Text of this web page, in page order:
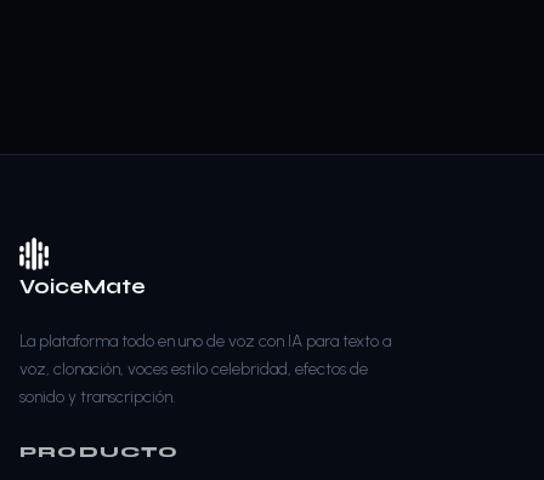
VoiceMate
La plataforma todo en uno de voz con IA para texto a
voz, clonación, voces estilo celebridad, efectos de
sonido y transcripción.
PRODUCTO